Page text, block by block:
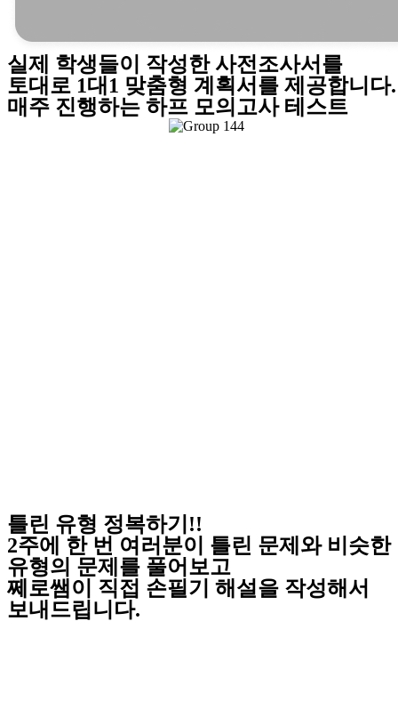
실제 학생들이 작성한 사전조사서를
토대로 1대1 맞춤형 계획서를 제공합니다.
매주 진행하는 하프 모의고사 테스트
틀린 유형 정복하기!!
2주에 한 번 여러분이 틀린 문제와 비슷한
유형의 문제를 풀어보고
쩨로쌤이 직접 손필기 해설을 작성해서
보내드립니다.